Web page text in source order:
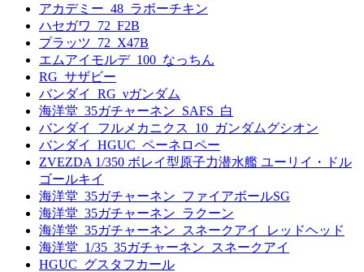
アカデミー_48_ラボーチキン
ハセガワ_72_F2B
プラッツ_72_X47B
エムアイモルデ_100_なっちん
RG_サザビー
バンダイ_RG_νガンダム
海洋堂_35ガチャーネン_SAFS_白
バンダイ_フルメカニクス_10_ガンダムグシオン
バンダイ_HGUC_ペーネロペー
ZVEZDA 1/350 ボレイ型原子力潜水艦 ユーリイ・ドル
ゴールキイ
海洋堂_35ガチャーネン_ファイアボールSG
海洋堂_35ガチャーネン_ラクーン
海洋堂_35ガチャーネン_スネークアイ_レッドヘッド
海洋堂_1/35_35ガチャーネン_スネークアイ
HGUC_グスタフカール